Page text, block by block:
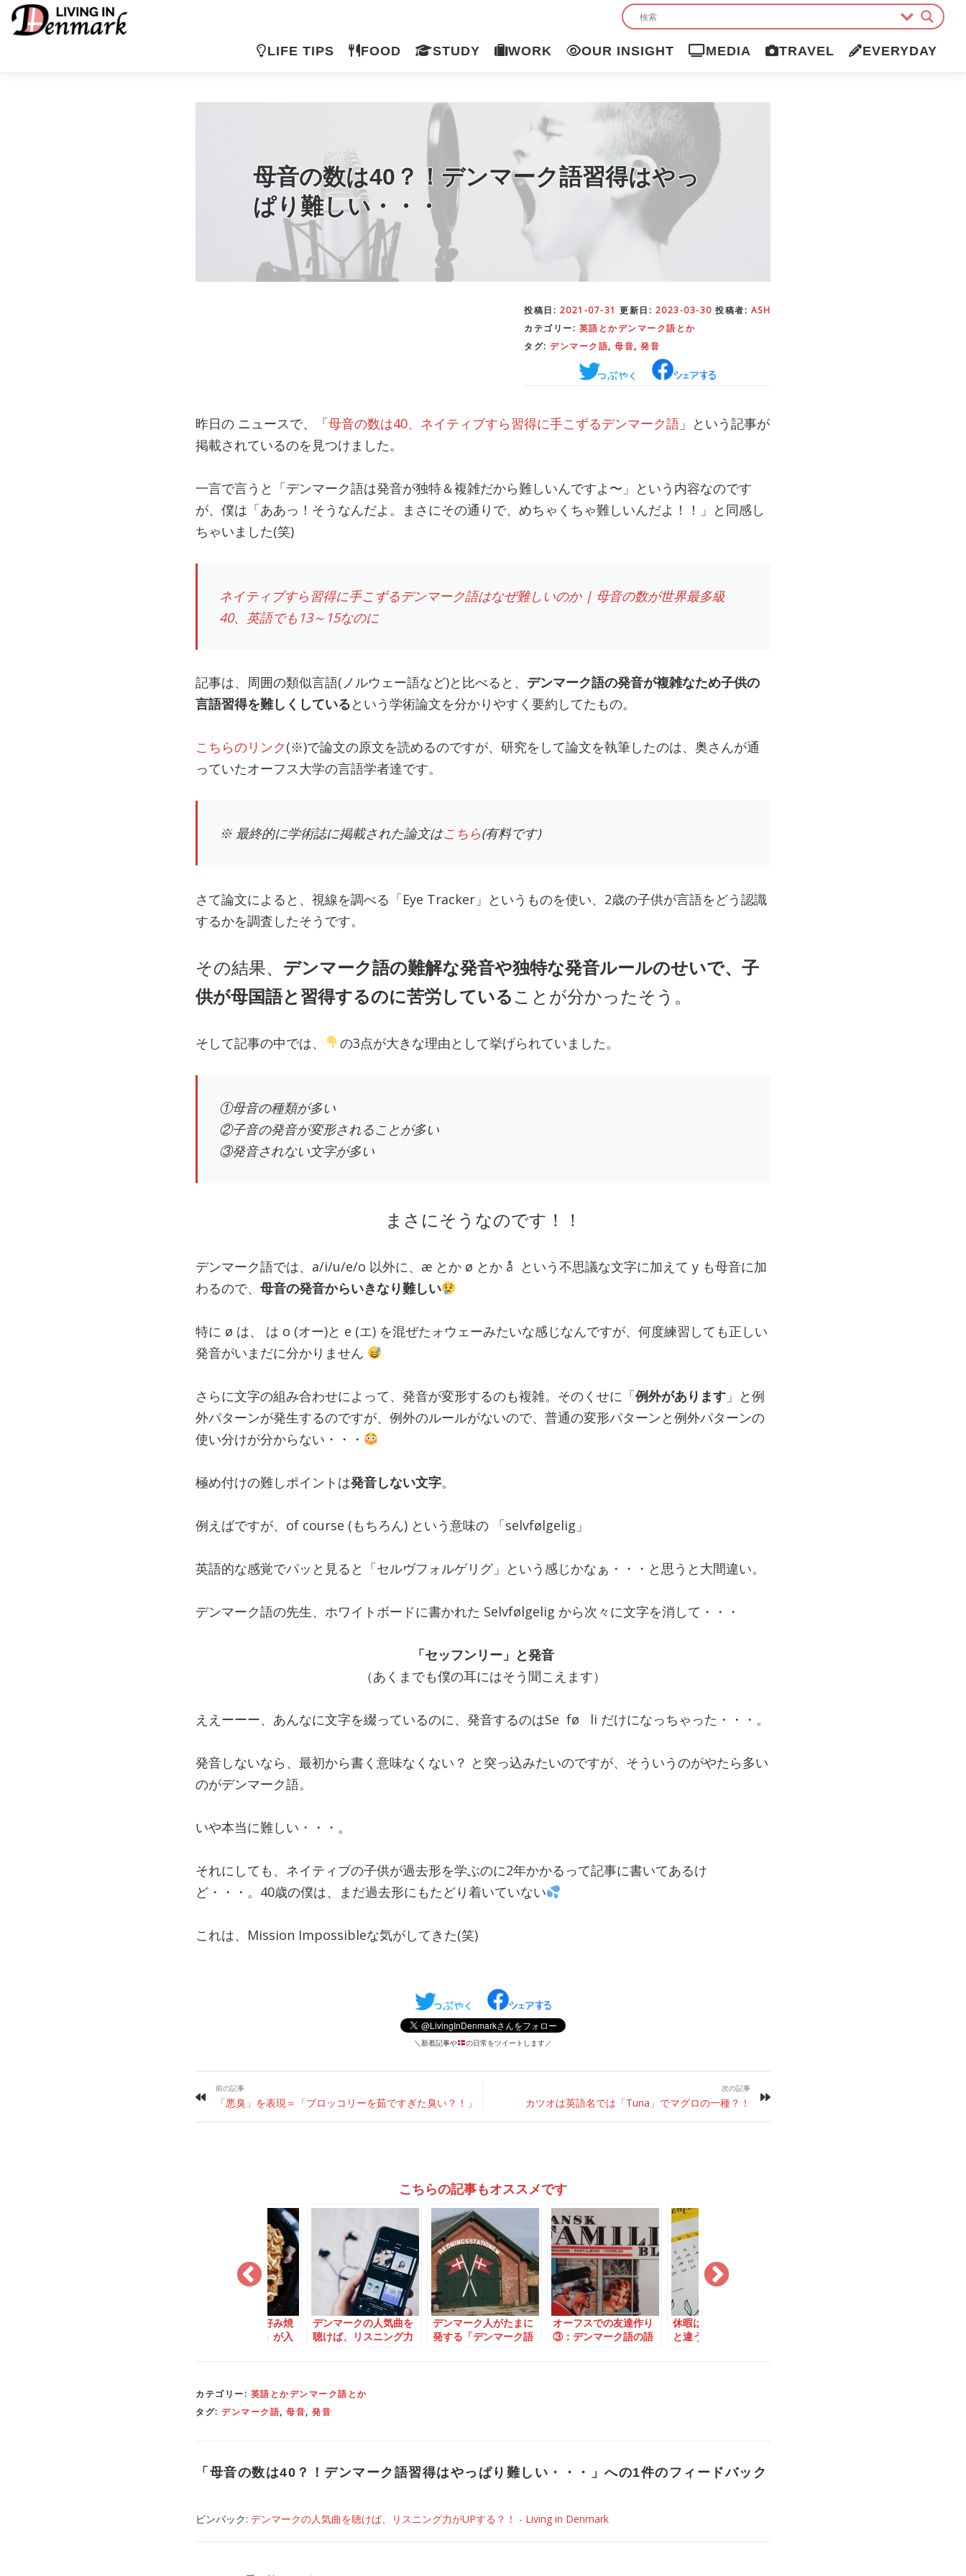
ツ
LIFE TIPS FOOD STUDY WORK OUR INSIGHT MEDIA TRAVEL EVERYDAY
母音の数は40？！デンマーク語習得はやっ
ぱり難しい・・・
投稿日: 2021-07-31 更新日: 2023-03-30 投稿者: ASH
カテゴリー: 英語とかデンマーク語とか
タグ: デンマーク語, 母音, 発音
昨日の ニュースで、「母音の数は40、ネイティブすら習得に手こずるデンマーク語 」という記事が
掲載されているのを見つけました。
一言で言うと「デンマーク語は発音が独特＆複雑だから難しいんですよ〜」という内容なのです
が、僕は「ああっ！そうなんだよ。まさにその通りで、めちゃくちゃ難しいんだよ！！」と同感し
ちゃいました(笑)
ネイティブすら習得に手こずるデンマーク語はなぜ難しいのか | 母音の数が世界最多級
40、英語でも13～15なのに
記事は、周囲の類似言語(ノルウェー語など)と比べると、 デンマーク語の発音が複雑なため子供の
言語習得を難しくしているという学術論文を分かりやすく要約してたもの。
こちらのリンク(※)で論文の原文を読めるのですが、研究をして論文を執筆したのは、奥さんが通
っていたオーフス大学の言語学者達です。
※ 最終的に学術誌に掲載された論文はこちら(有料です)
さて論文によると、視線を調べる「Eye Tracker」というものを使い、2歳の子供が言語をどう認識
するかを調査したそうです。
その結果、 デンマーク語の難解な発音や独特な発音ルールのせいで、子
供が母国語と習得するのに苦労していることが分かったそう。
そして記事の中では、 の3点が大きな理由として挙げられていました。
①母音の種類が多い
②子音の発音が変形されることが多い
③発音されない文字が多い
まさにそうなのです！！
デンマーク語では、a/i/u/e/o 以外に、æ とか ø とか å という不思議な文字に加えて y も母音に加
わるので、 母音の発音からいきなり難しい
特に ø は、 は o (オー)と e (エ) を混ぜたォウェーみたいな感じなんですが、何度練習しても正しい
発音がいまだに分かりません
さらに文字の組み合わせによって、発音が変形するのも複雑。そのくせに「例外があります 」と例
外パターンが発生するのですが、例外のルールがないので、普通の変形パターンと例外パターンの
使い分けが分からない・・・
極め付けの難しポイントは発音しない文字。
例えばですが、of course (もちろん) という意味の 「selvfølgelig」
英語的な感覚でパッと見ると「セルヴフォルゲリグ」という感じかなぁ・・・と思うと大間違い。
デンマーク語の先生、ホワイトボードに書かれた Selvfølgelig から次々に文字を消して・・・
「セッフンリー」と発音
（あくまでも僕の耳にはそう聞こえます）
ええーーー、あんなに文字を綴っているのに、発音するのはSe fø li だけになっちゃった・・・。
発音しないなら、最初から書く意味なくない？ と突っ込みたいのですが、そういうのがやたら多い
のがデンマーク語。
いや本当に難しい・・・。
それにしても、ネイティブの子供が過去形を学ぶのに2年かかるって記事に書いてあるけ
ど・・・。40歳の僕は、まだ過去形にもたどり着いていない
これは、Mission Impossibleな気がしてきた(笑)
＼新着記事や の日常をツイートします／
前の記事
「悪臭」を表現＝「ブロッコリーを茹ですぎた臭い？！」
次の記事
カツオは英語名では「Tuna」でマグロの一種？！
こちらの記事もオススメです
デンマークのお好み焼
きに「キャベツ」が入
デンマークの人気曲を
聴けば、リスニング力
デンマーク人がたまに
発する「デンマーク語
オーフスでの友達作り
③：デンマーク語の語
休暇は稼ぐもの？ 日本
と違う有給休暇のシス
カテゴリー: 英語とかデンマーク語とか
タグ: デンマーク語, 母音, 発音
「 母音の数は40？！デンマーク語習得はやっぱり難しい・・・ 」への1件のフィードバック
ピンバック: デンマークの人気曲を聴けば、リスニング力がUPする？！ - Living in Denmark